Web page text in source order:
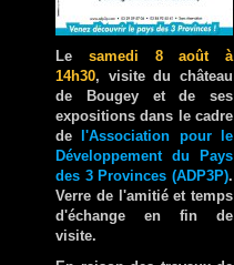
Le samedi 8 août à
14h30, visite du château
de Bougey et de ses
expositions dans le cadre
de
l'Association pour le
Développement du Pays
des 3 Provinces (ADP3P).
Verre de l'amitié et temps
d'échange en fin de
visite.